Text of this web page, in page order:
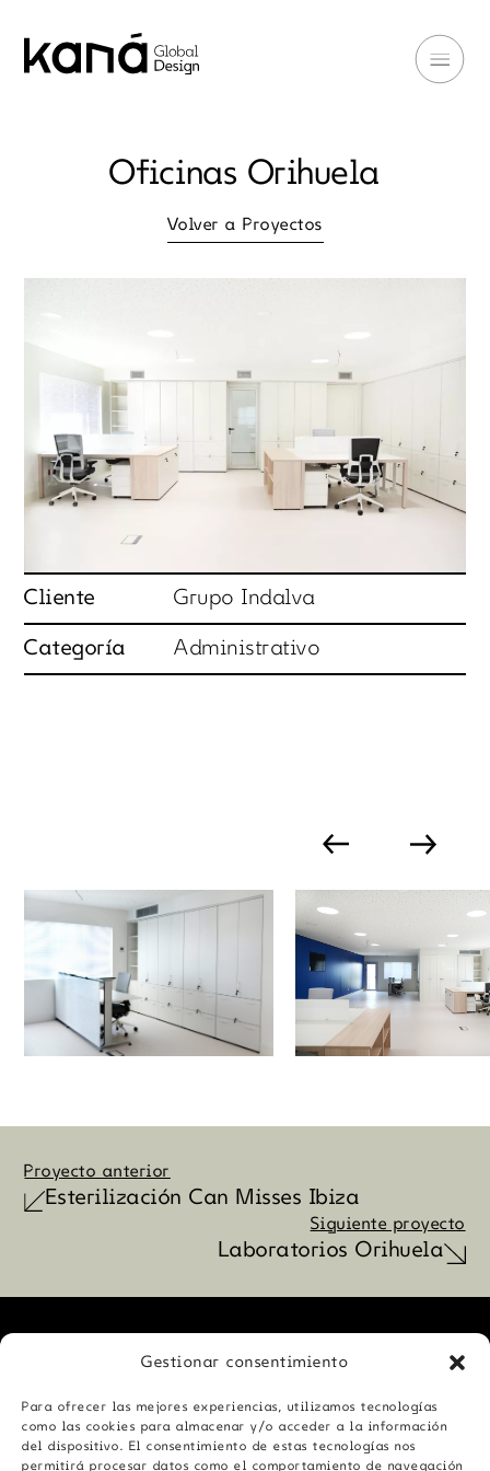
Gestionar consentimiento
Para ofrecer las mejores experiencias, utilizamos tecnologías
como las cookies para almacenar y/o acceder a la información
del dispositivo. El consentimiento de estas tecnologías nos
permitirá procesar datos como el comportamiento de navegación
Oficinas Orihuela
Volver a Proyectos
Cliente Grupo Indalva
Categoría Administrativo
Proyecto anterior
Esterilización Can Misses Ibiza
Siguiente proyecto
Laboratorios Orihuela
Proyectos
Proyectos
Nosotros
Nosotros